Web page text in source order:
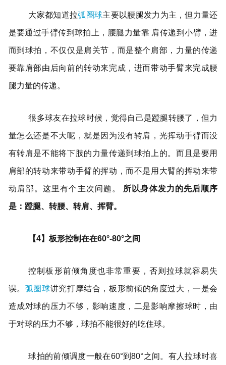
大家都知道拉弧圈球主要以腰腿发力为主，但力量还
是要通过手臂传到球拍上，腰腿力量靠 肩传递到小臂，进
而到球拍，不仅仅是肩关节，而是整个肩部，力量的传递
要靠肩部由后向前的转动来完成，进而带动手臂来完成腰
腿力量的传递。
很多球友在拉球时候，觉得自己是蹬腿转腰了，但力
量怎么还是不大呢，就是因为没有转肩，光挥动手臂而没
有转肩是不能将下肢的力量传递到球拍上的。而且是要用
肩部的转动来带动手臂的挥动，而不是用大臂的挥动来带
动肩部。这里有个主次问题。 所以身体发力的先后顺序
是：蹬腿、转腰、转肩、挥臂。
【4】板形控制在在60°-80°之间
控制板形前倾角度也非常重要，否则拉球就容易失
误。 弧圈球讲究打摩结合，板形前倾的角度过大，一是会
造成对球的压力不够，影响速度，二是影响摩擦球时，由
于对球的压力不够，球拍不能很好的吃住球。
球拍的前倾调度一般在60°到80°之间。有人拉球时喜